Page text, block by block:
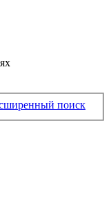
поиск